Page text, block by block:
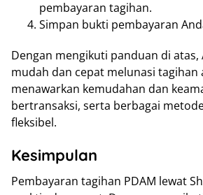
pembayaran tagihan.
Simpan bukti pembayaran
Dengan mengikuti panduan di atas,
mudah dan cepat melunasi tagihan
menawarkan kemudahan dan
bertransaksi, serta berbagai
fleksibel.
Kesimpulan
Pembayaran tagihan PDAM lewat